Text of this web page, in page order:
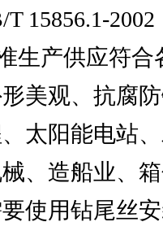
2002
生产供应符
美观、抗腐
太阳能电站
、造船业、
使用钻尾丝